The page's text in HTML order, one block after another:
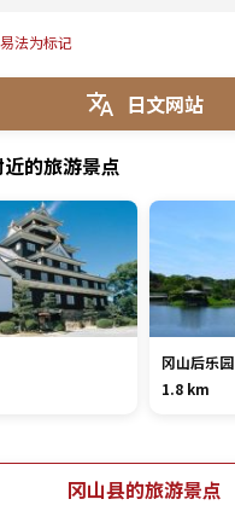
法为标记
日文网站
的旅游景点
冈山后乐园
1.8 km
冈山县的旅游景点